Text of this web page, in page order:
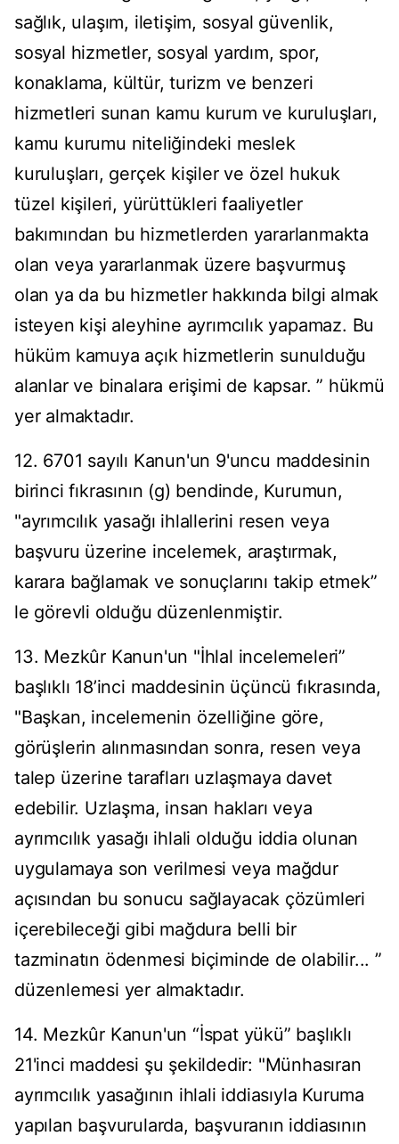
sağlık, ulaşım, iletişim, sosyal güvenlik,
sosyal hizmetler, sosyal yardım, spor,
konaklama, kültür, turizm ve benzeri
hizmetleri sunan kamu kurum ve kuruluşları,
kamu kurumu niteliğindeki meslek
kuruluşları, gerçek kişiler ve özel hukuk
tüzel kişileri, yürüttükleri faaliyetler
bakımından bu hizmetlerden yararlanmakta
olan veya yararlanmak üzere başvurmuş
olan ya da bu hizmetler hakkında bilgi almak
isteyen kişi aleyhine ayrımcılık yapamaz. Bu
hüküm kamuya açık hizmetlerin sunulduğu
alanlar ve binalara erişimi de kapsar. ” hükmü
yer almaktadır.
12. 6701 sayılı Kanun'un 9'uncu maddesinin
birinci fıkrasının (g) bendinde, Kurumun,
"ayrımcılık yasağı ihlallerini resen veya
başvuru üzerine incelemek, araştırmak,
karara bağlamak ve sonuçlarını takip etmek”
le görevli olduğu düzenlenmiştir.
13. Mezkûr Kanun'un "İhlal incelemeleri”
başlıklı 18’inci maddesinin üçüncü fıkrasında,
"Başkan, incelemenin özelliğine göre,
görüşlerin alınmasından sonra, resen veya
talep üzerine tarafları uzlaşmaya davet
edebilir. Uzlaşma, insan hakları veya
ayrımcılık yasağı ihlali olduğu iddia olunan
uygulamaya son verilmesi veya mağdur
açısından bu sonucu sağlayacak çözümleri
içerebileceği gibi mağdura belli bir
tazminatın ödenmesi biçiminde de olabilir... ”
düzenlemesi yer almaktadır.
14. Mezkûr Kanun'un “İspat yükü” başlıklı
21'inci maddesi şu şekildedir: "Münhasıran
ayrımcılık yasağının ihlali iddiasıyla Kuruma
yapılan başvurularda, başvuranın iddiasının